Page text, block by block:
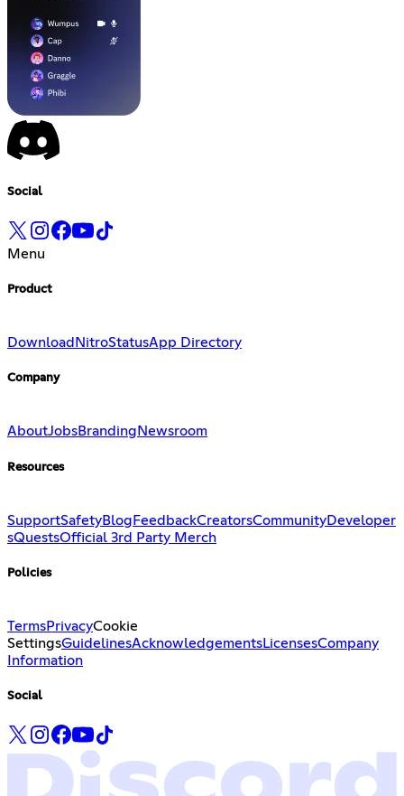
Social
Menu
Product
Download NitroStatusApp Directory
Company
AboutJobsBranding Newsroom
Resources
SupportSafetyBlog FeedbackCreatorsCommunityDeveloper
sQuestsOfficial 3rd Party Merch
Policies
TermsPrivacyCookie
SettingsGuidelinesAcknowledgementsLicensesCompany
Information
Social